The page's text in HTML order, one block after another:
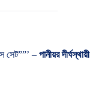
সেট””’ – পানীয়র দীর্ঘস্থায়ী